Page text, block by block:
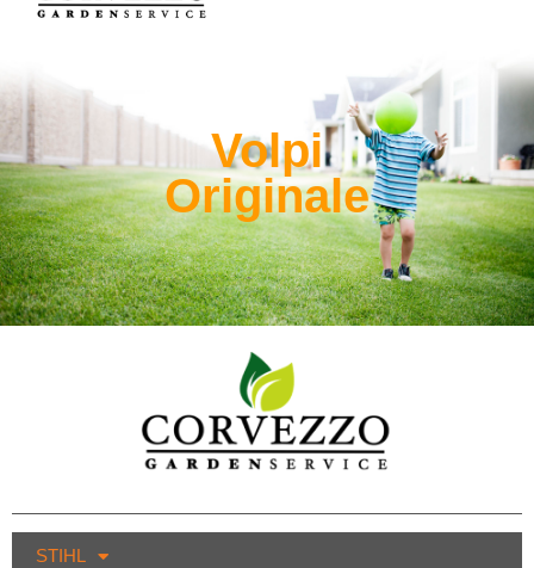
Volpi
Originale
STIHL